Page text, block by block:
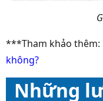
***Tham khảo thêm:
không?
Những